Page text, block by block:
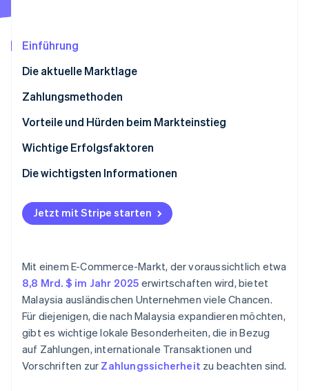
CO₂-Entnahme
Identity
Online-Identitätsprüfung
Jetzt ansehen
Einführung
Die aktuelle Marktlage
Zahlungsmethoden
Derzeitige Nutzung
Neue Trends
Vorteile und Hürden beim Markteinstieg
Steuern
Rückbuchungen und Zahlungsanfechtungen
Internationale Zahlungen
Sicherheit und Datenschutz
Wichtige Erfolgsfaktoren
Die wichtigsten Informationen
Mobile Zahlungen unterstützen
Kundensupport verbessern
Jetzt mit Stripe starten
Mit einem E-Commerce-Markt, der voraussichtlich etwa
8,8 Mrd. $ im Jahr 2025 erwirtschaften wird, bietet
Malaysia ausländischen Unternehmen viele Chancen.
Für diejenigen, die nach Malaysia expandieren möchten,
gibt es wichtige lokale Besonderheiten, die in Bezug
auf Zahlungen, internationale Transaktionen und
Vorschriften zur Zahlungssicherheit zu beachten sind.